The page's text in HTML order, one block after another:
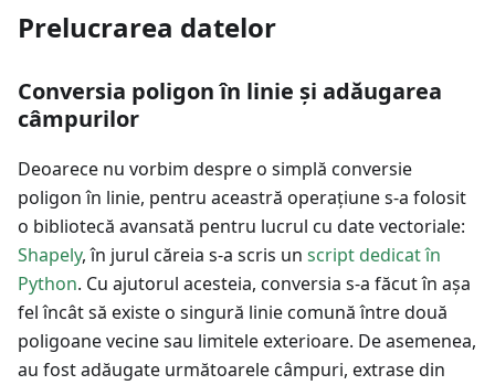
Prelucrarea datelor
Conversia poligon în linie și adăugarea
câmpurilor
Deoarece nu vorbim despre o simplă conversie
poligon în linie, pentru aceastră operațiune s-a folosit
o bibliotecă avansată pentru lucrul cu date vectoriale:
Shapely, în jurul căreia s-a scris un script dedicat în
Python. Cu ajutorul acesteia, conversia s-a făcut în așa
fel încât să existe o singură linie comună între două
poligoane vecine sau limitele exterioare. De asemenea,
au fost adăugate următoarele câmpuri, extrase din